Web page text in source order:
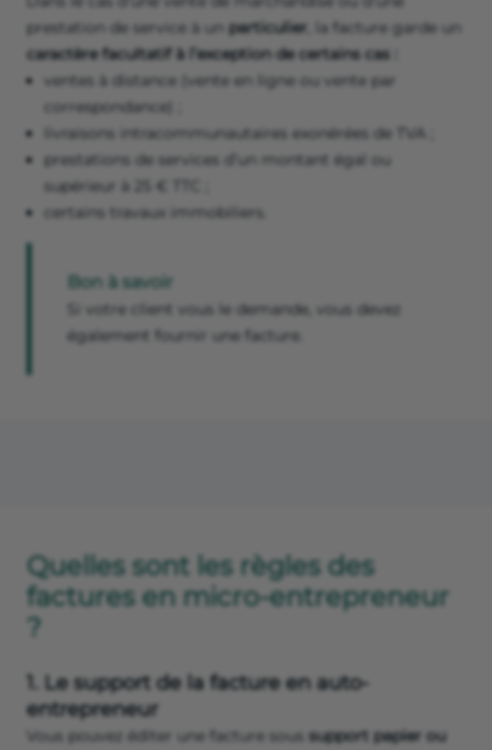
prestation de service à un particulier , la facture garde un
caractère facultatif à l’exception de certains cas :
ventes à distance (vente en ligne ou vente par
correspondance) ;
livraisons intracommunautaires exonérées de TVA ;
prestations de services d’un montant égal ou
supérieur à 25 € TTC ;
certains travaux immobiliers.
Bon à savoir
Si votre client vous le demande, vous devez
également fournir une facture.
Quelles sont les règles des
factures en micro-entrepreneur
?
1. Le support de la facture en auto-
entrepreneur
Vous pouvez éditer une facture sous support papier ou